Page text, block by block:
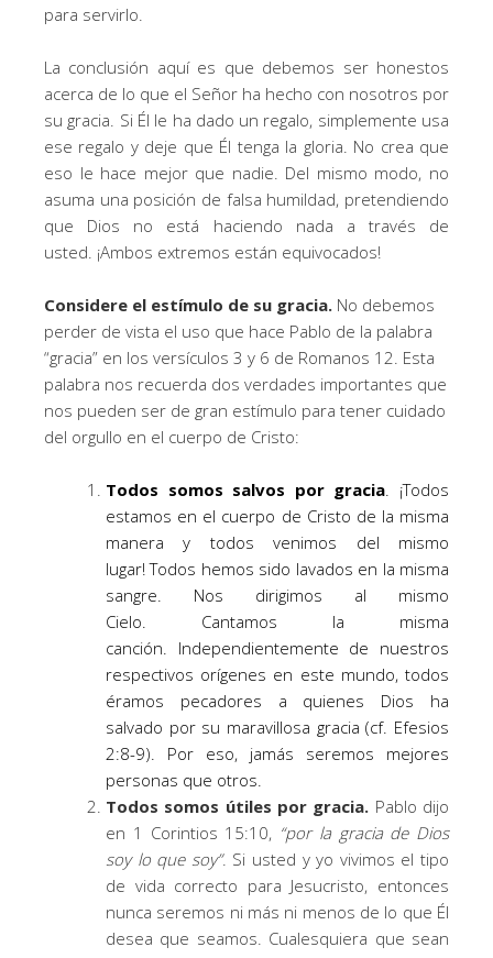
para servirlo.
La conclusión aquí es que debemos ser honestos
acerca de lo que el Señor ha hecho con nosotros por
su gracia. Si Él le ha dado un regalo, simplemente usa
ese regalo y deje que Él tenga la gloria. No crea que
eso le hace mejor que nadie. Del mismo modo, no
asuma una posición de falsa humildad, pretendiendo
que Dios no está haciendo nada a través de
usted. ¡Ambos extremos están equivocados!
Considere el estímulo de su gracia. No debemos
perder de vista el uso que hace Pablo de la palabra
“gracia” en los versículos 3 y 6 de Romanos 12. Esta
palabra nos recuerda dos verdades importantes que
nos pueden ser de gran estímulo para tener cuidado
del orgullo en el cuerpo de Cristo:
Todos somos salvos por gracia . ¡Todos
estamos en el cuerpo de Cristo de la misma
manera y todos venimos del mismo
lugar! Todos hemos sido lavados en la misma
sangre. Nos dirigimos al mismo
Cielo. Cantamos la misma
canción. Independientemente de nuestros
respectivos orígenes en este mundo, todos
éramos pecadores a quienes Dios ha
salvado por su maravillosa gracia (cf. Efesios
2:8-9). Por eso, jamás seremos mejores
personas que otros.
Todos somos útiles por gracia. Pablo dijo
en 1 Corintios 15:10, “por la gracia de Dios
soy lo que soy”. Si usted y yo vivimos el tipo
de vida correcto para Jesucristo, entonces
nunca seremos ni más ni menos de lo que Él
desea que seamos. Cualesquiera que sean